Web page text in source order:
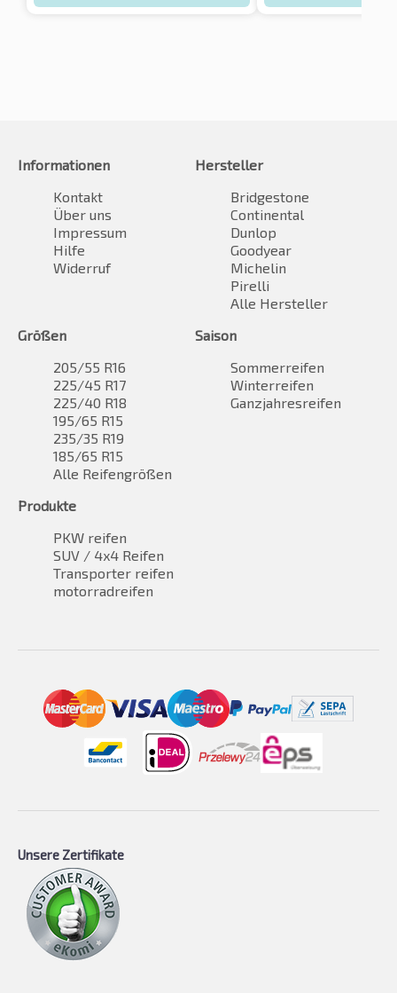
Informationen
Kontakt
Über uns
Impressum
Hilfe
Widerruf
Hersteller
Bridgestone
Continental
Dunlop
Goodyear
Michelin
Pirelli
Alle Hersteller
Größen
205/55 R16
225/45 R17
225/40 R18
195/65 R15
235/35 R19
185/65 R15
Alle Reifengrößen
Saison
Sommerreifen
Winterreifen
Ganzjahresreifen
Produkte
PKW reifen
SUV / 4x4 Reifen
Transporter reifen
motorradreifen
Unsere Zertifikate